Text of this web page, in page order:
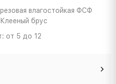
влагостойкая ФСФ
брус
от 5 до 12